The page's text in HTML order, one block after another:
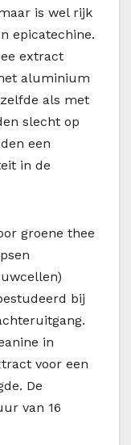
is wel rijk
epicatechine.
extract
aluminium
als met
slecht op
een
in de
groene thee
bij
in
voor een
De
van 16